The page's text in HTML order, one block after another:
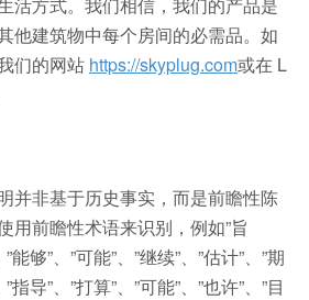
他建筑物中每个房间的必需品。如
们的网站 https://skyplug.com或在 L
并非基于历史事实，而是前瞻性陈
用前瞻性术语来识别，例如”旨
能够”、”可能”、”继续”、”估计”、”期
指导”、”打算”、”可能”、”也许”、”目